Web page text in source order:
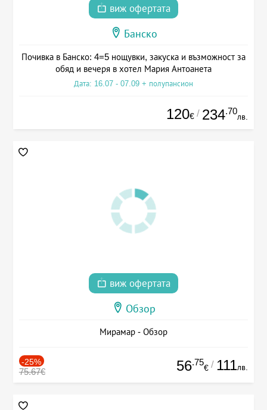
виж офертата
Банско
Почивка в Банско: 4=5 нощувки, закуска и възможност за
обяд и вечеря в хотел Мария Антоанета
Дата: 16.07 - 07.09 + полупансион
120€ / 234.70
лв.
виж офертата
Обзор
Мирамар - Обзор
-25%
75.67€ 56.75
€ / 111лв.